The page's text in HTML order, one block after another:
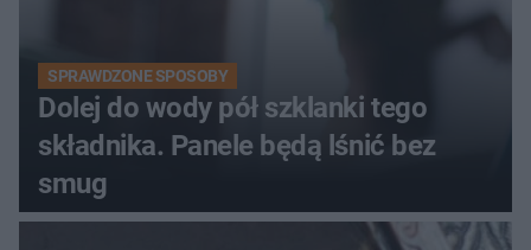
SPRAWDZONE SPOSOBY
Dolej do wody pół szklanki tego
składnika. Panele będą lśnić bez
smug